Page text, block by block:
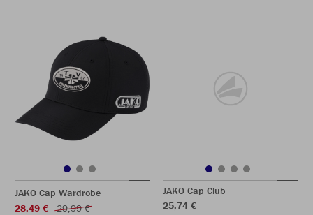
JAKO Cap Wardrobe
28,49 €
29,99 €
JAKO Cap Club
25,74 €